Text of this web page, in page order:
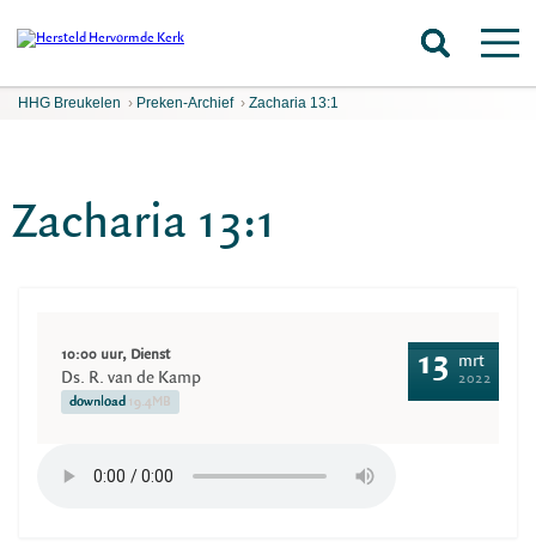
HHG Breukelen › Preken-Archief › Zacharia 13:1
Zacharia 13:1
10:00 uur, Dienst
Ds. R. van de Kamp
download 19.4MB
13 mrt
2022